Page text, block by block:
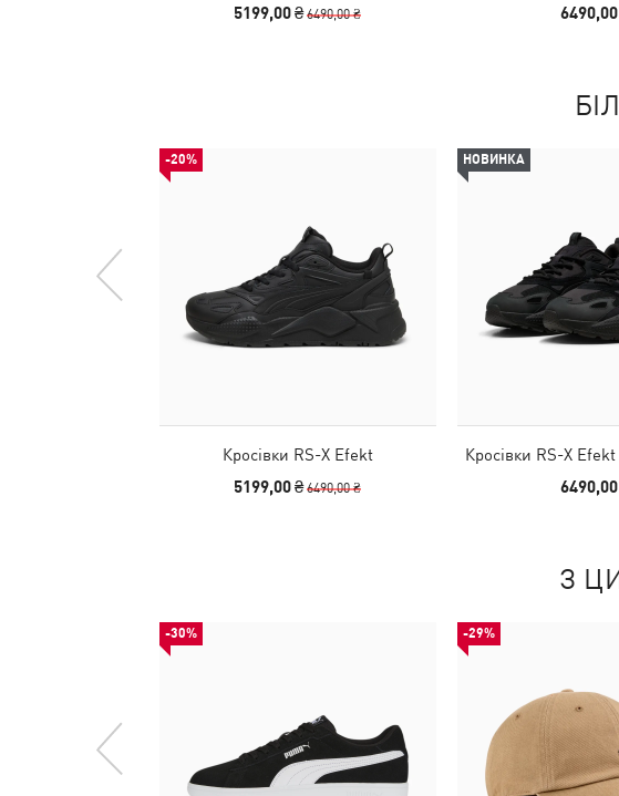
5199,00 ₴6490,00 ₴
-20%
Кросівки RS-X Efekt
5199,00 ₴6490,00 ₴
НОВИНКА
Кросівки RS-X
З
-30% -29%